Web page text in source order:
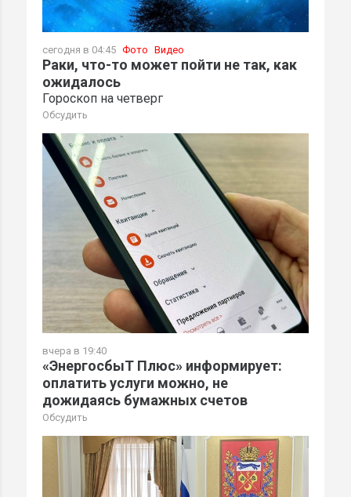
сегодня в 04:45 Фото Видео
Раки, что-то может пойти не так, как
ожидалось
Гороскоп на четверг
Обсудить
вчера в 19:40
«ЭнергосбыТ Плюс» информирует:
оплатить услуги можно, не
дожидаясь бумажных счетов
Обсудить